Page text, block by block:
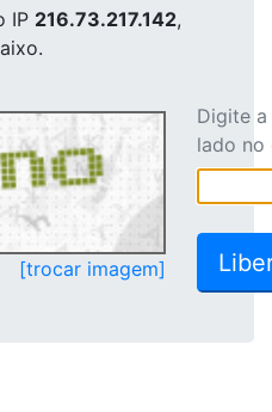
IP 216.73.217.142,
[trocar imagem]
Digite
lado no